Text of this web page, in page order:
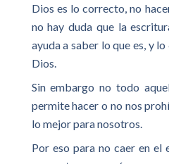
Dios es lo correcto, no
no hay duda que la
ayuda a saber lo que es, y
Dios.
Sin embargo no todo
permite hacer o no nos
lo mejor para nosotros.
Por eso para no caer en el